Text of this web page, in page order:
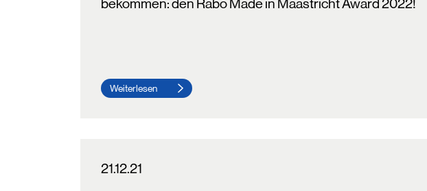
bekommen: den Rabo Made in Maastricht Award 2022!
Weiterlesen
21.12.21